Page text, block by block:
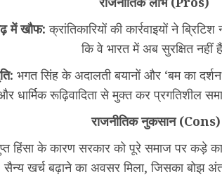
में खौफ: क्रांतिकारियों की कार्रवाइयों ने
कि वे भारत में अब सुरक्षित नहीं
भगत सिंह के अदालती बयानों और ‘बम का
धार्मिक रूढ़िवादिता से मुक्त कर प्रगतिशील
राजनीतिक नुकसान (Cons)
हिंसा के कारण सरकार को पूरे समाज पर कड़े
सैन्य खर्च बढ़ाने का अवसर मिला, जिसका बोझ